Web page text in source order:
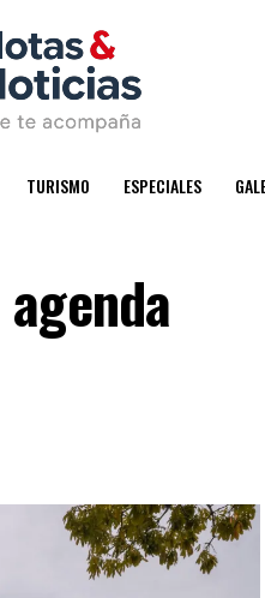
TURISMO ESPECIALES